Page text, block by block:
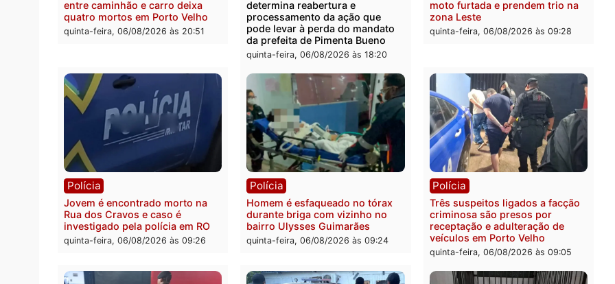
Polícia
Tragédia na BR-364: colisão
entre caminhão e carro deixa
quatro mortos em Porto Velho
quinta-feira, 06/08/2026 às 20:51
Política
Ministro Dias Tofolli , do TSE,
determina reabertura e
processamento da ação que
pode levar à perda do mandato
da prefeita de Pimenta Bueno
quinta-feira, 06/08/2026 às 18:20
Polícia
Policiais militares
moto furtada e prendem
quinta-feira, 06/08/2026 às